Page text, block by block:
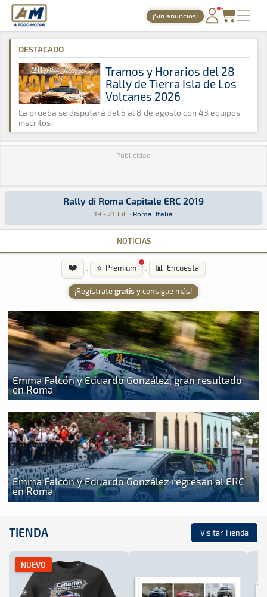
A Todo Motor · Revista del motor desde 1999
¡Sin anuncios!
PORTADA
TIEMPOS ONLINE
NOTICIAS
AGENDA
GALERÍAS
A Todo Motor » Agenda » 2019 » Julio
DESTACADO
Tramos y Horarios del 28
Rally de Tierra Isla de Los
Volcanes 2026
La prueba se disputará del 5 al 8 de agosto con 43 equipos
inscritos
Publicidad
Rally di Roma Capitale ERC 2019
Rally di Roma Capitale ERC 2019
19 - 21 Jul · Roma, Italia
ERC · Rally di Roma Capitale ERC 2019: Aquí podrás encontrar
Roma, Italia
NOTICIAS
❤️ · ⭐ Premium · 📊 Encuesta
¡Regístrategratis y consigue más!
Emma Falcón y Eduardo González, gran resultado
en Roma
Emma Falcón y Eduardo González regresan al ERC
en Roma
TIENDA Visitar Tienda
NUEVO